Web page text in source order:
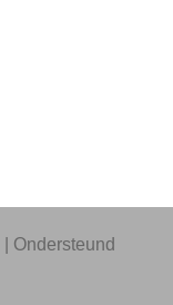
| Ondersteund